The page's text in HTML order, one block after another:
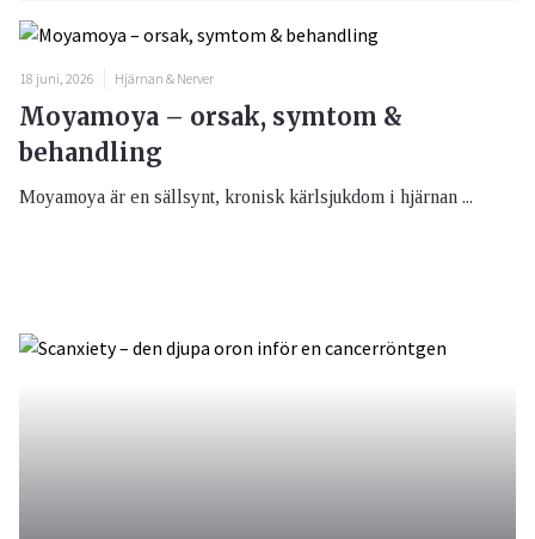
18 juni, 2026 Hjärnan & Nerver
Moyamoya – orsak, symtom &
behandling
Moyamoya är en sällsynt, kronisk kärlsjukdom i hjärnan ...